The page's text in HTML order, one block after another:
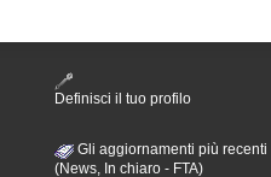
Definisci il tuo profilo
Gli aggiornamenti più recenti
(News, In chiaro - FTA)